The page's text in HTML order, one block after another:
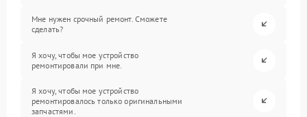
Мне нужен срочный ремонт. Сможете
сделать?
Я хочу, чтобы мое устройство
ремонтировали при мне.
Я хочу, чтобы мое устройство
ремонтировалось только оригинальными
запчастями.